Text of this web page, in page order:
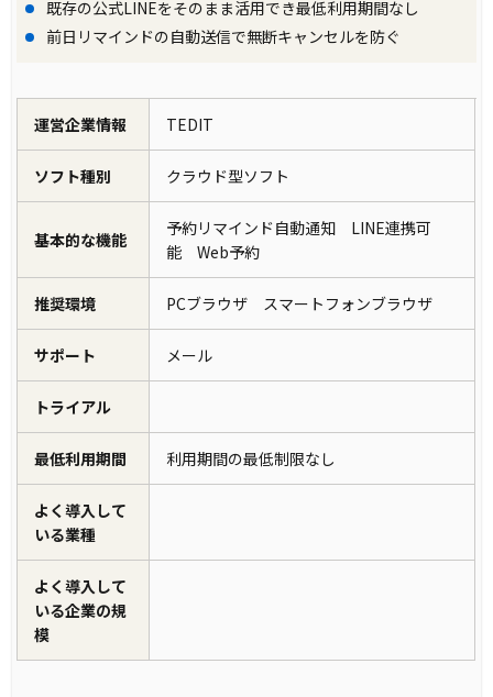
既存の公式LINEをそのまま活用でき最低利用期間なし
前日リマインドの自動送信で無断キャンセルを防ぐ
運営企業情報 TEDIT
ソフト種別 クラウド型ソフト
基本的な機能
予約リマインド自動通知 LINE連携可
能 Web予約
推奨環境 PCブラウザ スマートフォンブラウザ
サポート メール
トライアル
最低利用期間 利用期間の最低制限なし
よく導入して
いる業種
よく導入して
いる企業の規
模